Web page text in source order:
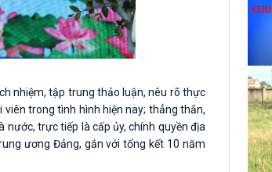
nhiệm, tập trung thảo luận, nêu rõ thực
trong tình hình hiện nay; thẳng thắn,
trực tiếp là cấp ủy, chính quyền địa
ương Đảng, gắn với tổng kết 10 năm